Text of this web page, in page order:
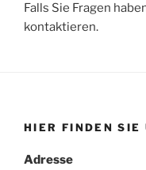
Falls Sie Fragen
kontaktieren.
HIER FINDEN SIE
Adresse